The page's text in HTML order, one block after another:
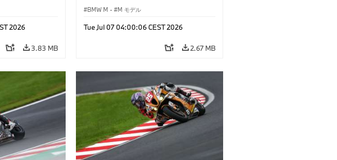
2026
3.83 MB
BMW M · M モデル
Tue Jul 07 04:00:06 CEST 2026
2.67 MB